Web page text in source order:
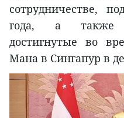
сотрудничестве,
года, а также
достигнутые во
Мана в Сингапур в